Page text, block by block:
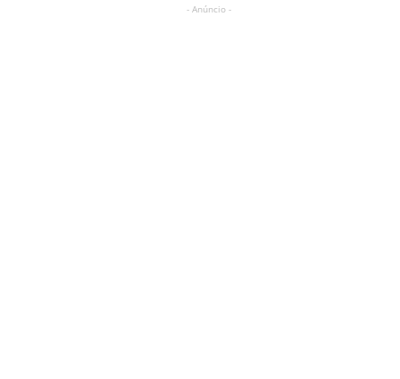
- Anúncio -